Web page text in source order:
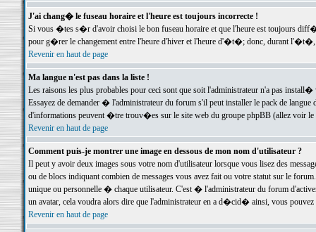
J'ai chang� le fuseau horaire et l'heure est toujours incorrecte !
Si vous �tes s�r d'avoir choisi le bon fuseau horaire et que l'heure est toujours
pour g�rer le changement entre l'heure d'hiver et l'heure d'�t�; donc, durant
Revenir en haut de page
Ma langue n'est pas dans la liste !
Les raisons les plus probables pour ceci sont que soit l'administrateur n'a pas
Essayez de demander � l'administrateur du forum s'il peut installer le pack de
d'informations peuvent �tre trouv�es sur le site web du groupe phpBB (allez voir le
Revenir en haut de page
Comment puis-je montrer une image en dessous de mon nom d'utilisateur ?
Il peut y avoir deux images sous votre nom d'utilisateur lorsque vous lisez des
ou de blocs indiquant combien de messages vous avez fait ou votre statut sur le
unique ou personnelle � chaque utilisateur. C'est � l'administrateur du forum
un avatar, cela voudra alors dire que l'administrateur en a d�cid� ainsi, vous
Revenir en haut de page